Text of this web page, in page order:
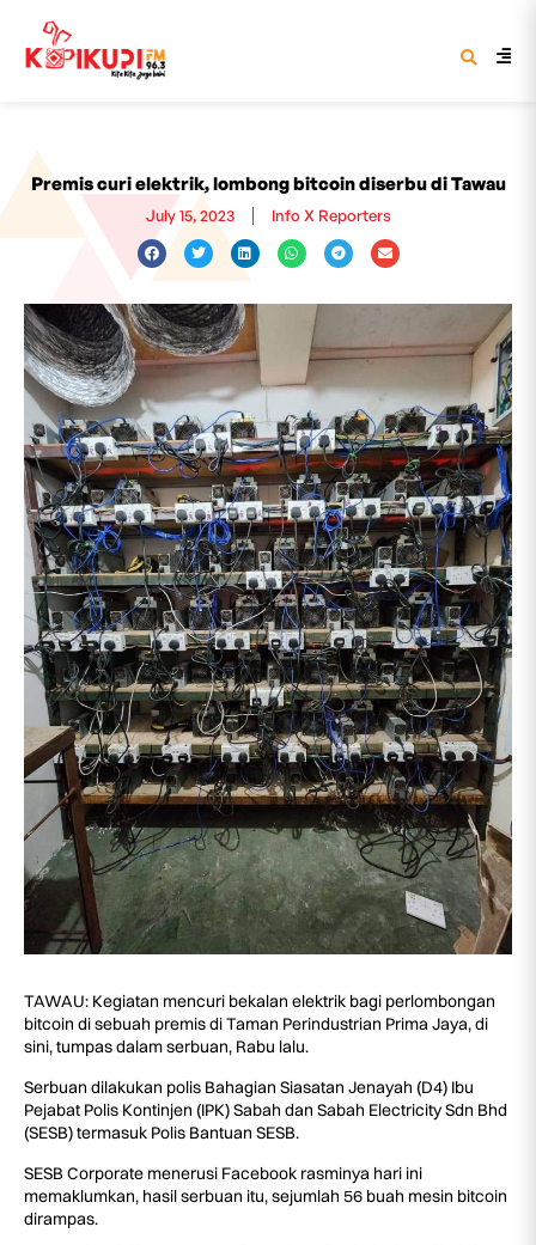
Premis curi elektrik, lombong bitcoin diserbu di Tawau
July 15, 2023 Info X Reporters
TAWAU: Kegiatan mencuri bekalan elektrik bagi perlombongan
bitcoin di sebuah premis di Taman Perindustrian Prima Jaya, di
sini, tumpas dalam serbuan, Rabu lalu.
Serbuan dilakukan polis Bahagian Siasatan Jenayah (D4) Ibu
Pejabat Polis Kontinjen (IPK) Sabah dan Sabah Electricity Sdn Bhd
(SESB) termasuk Polis Bantuan SESB.
SESB Corporate menerusi Facebook rasminya hari ini
memaklumkan, hasil serbuan itu, sejumlah 56 buah mesin bitcoin
dirampas.